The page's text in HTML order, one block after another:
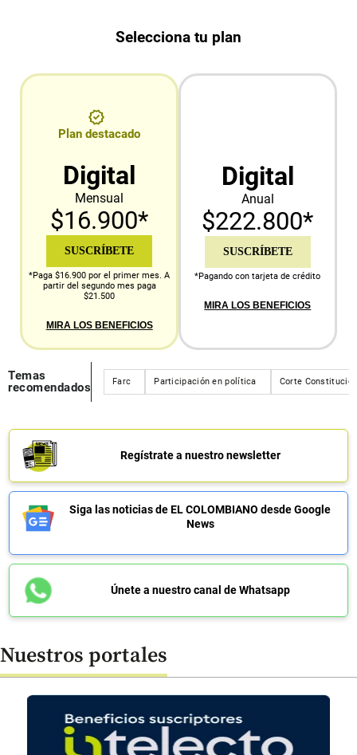
Selecciona tu plan
Plan destacado
Digital
Mensual
$16.900*
SUSCRÍBETE
*Paga $16.900 por el primer mes. A
partir del segundo mes paga
$21.500
MIRA LOS BENEFICIOS
Digital
Anual
$222.800*
SUSCRÍBETE
*Pagando con tarjeta de crédito
MIRA LOS BENEFICIOS
Temas
recomendados
Farc Participación en política Corte
Regístrate a nuestro newsletter
Siga las noticias de EL COLOMBIANO desde Google
News
Únete a nuestro canal de Whatsapp
Nuestros portales